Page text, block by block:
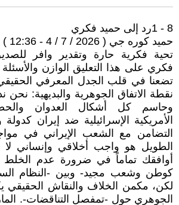
8 - 1رد إلى حميد فكري
حميد كوره جي ( 2026 / 7 / 4 - 12:36 )
تحية فكرية حارة وتقدير وافر
فكري على هذا التعليق الوازن
تضعنا في قلب الجدل المعرفي
نقطة الاتفاق الجوهرية والبديهية:
وحاسم كل أشكال العدوان والحصار
الأمريكية الإسرائيلية ضد إيران
التضامن مع الشعب الإيراني في
الطويل هو واجب أخلاقي وإنساني لا
أوافقك تماماً في ضرورة عدم الخلط
كوطن وشعب مجيد- وبين -النظام
لكن، مكمن الخلاف والنقاش
الجوهري حول -تمفصل التناقضات-.